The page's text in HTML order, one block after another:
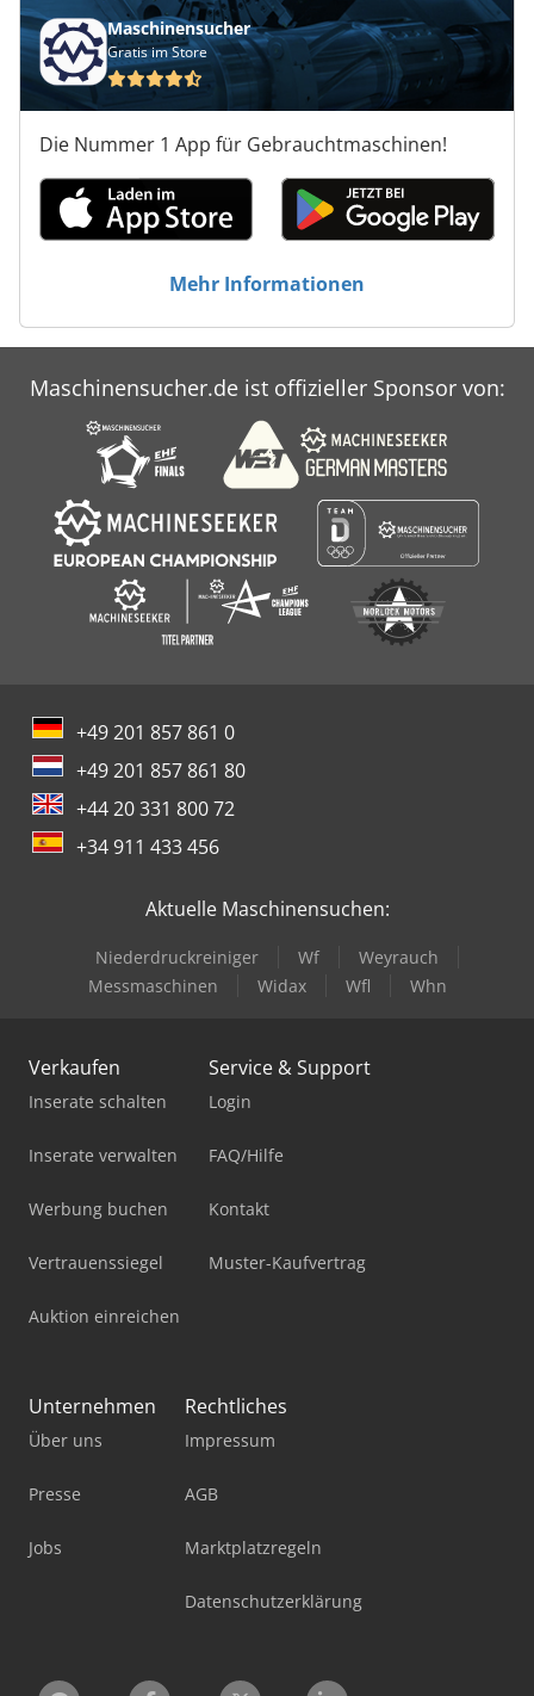
Maschinensucher
Gratis im Store
Die Nummer 1 App für Gebrauchtmaschinen!
Mehr Informationen
Maschinensucher.de ist offizieller Sponsor von:
+49 201 857 861 0
+49 201 857 861 80
+44 20 331 800 72
+34 911 433 456
Aktuelle Maschinensuchen:
Niederdruckreiniger Wf
Weyrauch
Messmaschinen
Widax Wfl Whn
Verkaufen
Inserate schalten
Inserate verwalten
Werbung buchen
Vertrauenssiegel
Auktion einreichen
Service & Support
Login
FAQ/Hilfe
Kontakt
Muster-Kaufvertrag
Unternehmen
Über uns
Presse
Jobs
Rechtliches
Impressum
AGB
Marktplatzregeln
Datenschutzerklärung